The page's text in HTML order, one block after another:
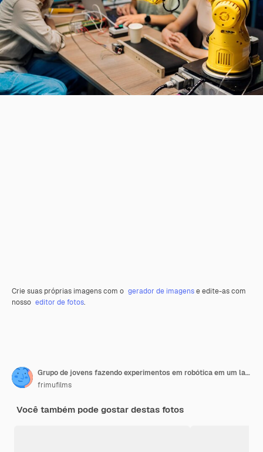
Crie suas próprias imagens com o gerador de imagense edite-as com
nosso editor de fotos.
Grupo de jovens fazendo experimentos em robótica em um laboratório Robô e ferramentas na mesa
frimufilms
Você também pode gostar destas fotos